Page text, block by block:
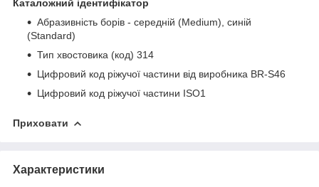
Каталожний ідентифікатор
Абразивність борів - середній (Medium), синій
(Standard)
Тип хвостовика (код) 314
Цифровий код ріжучої частини від виробника BR-S46
Цифровий код ріжучої частини ISO1
Приховати
Характеристики